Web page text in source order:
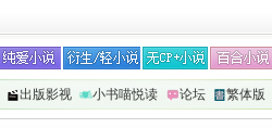
出版影视 小书喵悦读 论坛 繁体版